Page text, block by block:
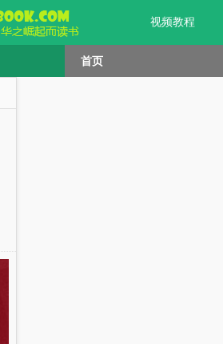
视频教程
首页